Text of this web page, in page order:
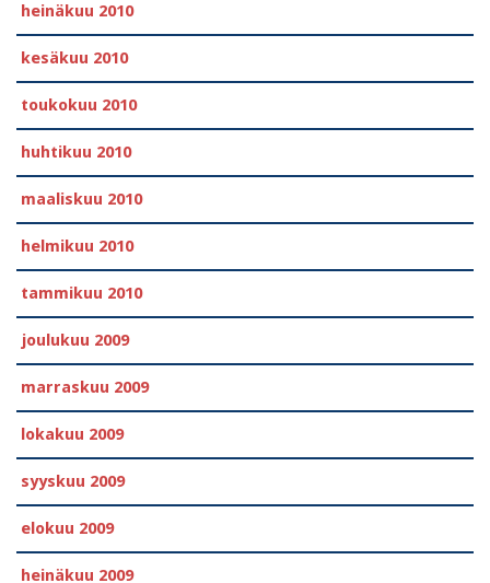
heinäkuu 2010
kesäkuu 2010
toukokuu 2010
huhtikuu 2010
maaliskuu 2010
helmikuu 2010
tammikuu 2010
joulukuu 2009
marraskuu 2009
lokakuu 2009
syyskuu 2009
elokuu 2009
heinäkuu 2009